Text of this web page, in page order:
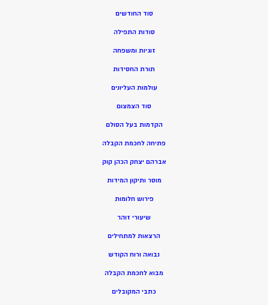
סוד החודשים
סודות התפילה
זוגיות ומשפחה
תורת החסידות
עולמות העליונים
סוד הצמצום
הקדמות בעל הסולם
פתיחה לחכמת הקבלה
אברהם יצחק הכהן קוק
מוסר ותיקון המידות
פירוש חלומות
שיעורי זוהר
הרצאות למתחילים
נבואה ורוח הקודש
מבוא לחכמת הקבלה
כתבי המקובלים